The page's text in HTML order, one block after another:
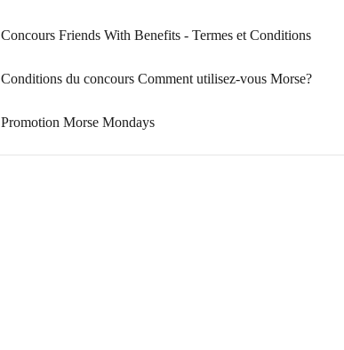
Concours Friends With Benefits - Termes et Conditions
Conditions du concours Comment utilisez-vous Morse?
Promotion Morse Mondays